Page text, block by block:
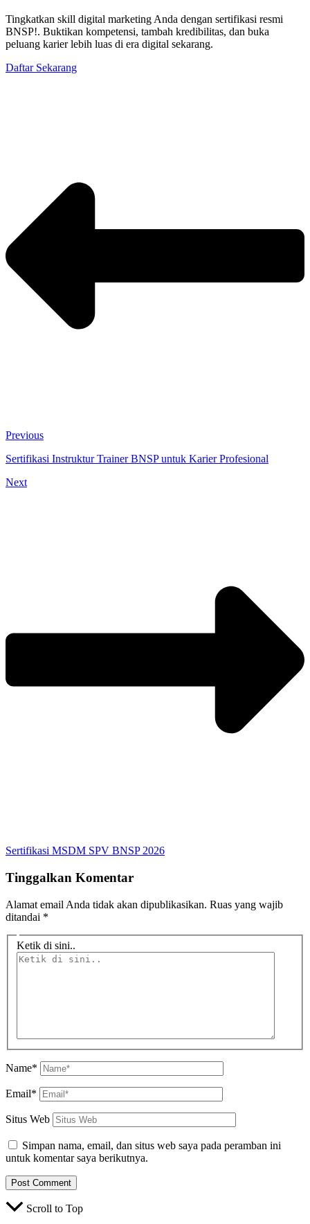
Tingkatkan skill digital marketing Anda dengan sertifikasi resmi
BNSP!. Buktikan kompetensi, tambah kredibilitas, dan buka
peluang karier lebih luas di era digital sekarang.
Daftar Sekarang
Previous
Sertifikasi Instruktur Trainer BNSP untuk Karier Profesional
Next
Sertifikasi MSDM SPV BNSP 2026
Tinggalkan Komentar
Alamat email Anda tidak akan dipublikasikan. Ruas yang wajib
ditandai *
Ketik di sini..
Name*
Email*
Situs Web
Simpan nama, email, dan situs web saya pada peramban ini
untuk komentar saya berikutnya.
Scroll to Top